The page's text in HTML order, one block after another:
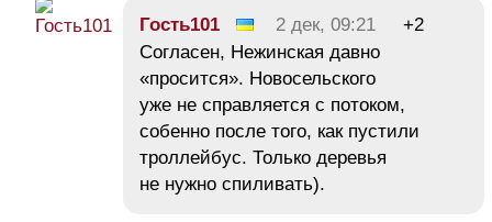
Гость101 2 дек, 09:21
+2
Согласен, Нежинская давно
«просится». Новосельского
уже не справляется с потоком,
собенно после того, как пустили
троллейбус. Только деревья
не нужно спиливать).